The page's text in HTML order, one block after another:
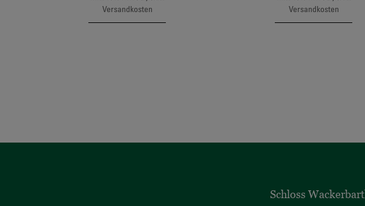
Versandkosten
Versandkosten
Schloss